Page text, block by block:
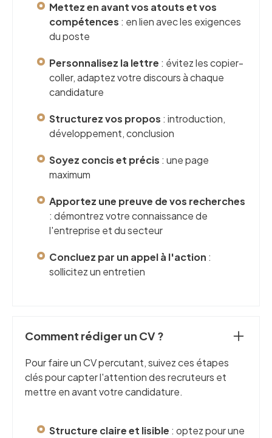
Mettez en avant vos atouts et vos
compétences : en lien avec les exigences
du poste
Personnalisez la lettre : évitez les copier-
coller, adaptez votre discours à chaque
candidature
Structurez vos propos : introduction,
développement, conclusion
Soyez concis et précis : une page
maximum
Apportez une preuve de vos recherches
: démontrez votre connaissance de
l'entreprise et du secteur
Concluez par un appel à l'action :
sollicitez un entretien
Comment rédiger un CV ?
Pour faire un CV percutant, suivez ces étapes
clés pour capter l'attention des recruteurs et
mettre en avant votre candidature.
Structure claire et lisible : optez pour une